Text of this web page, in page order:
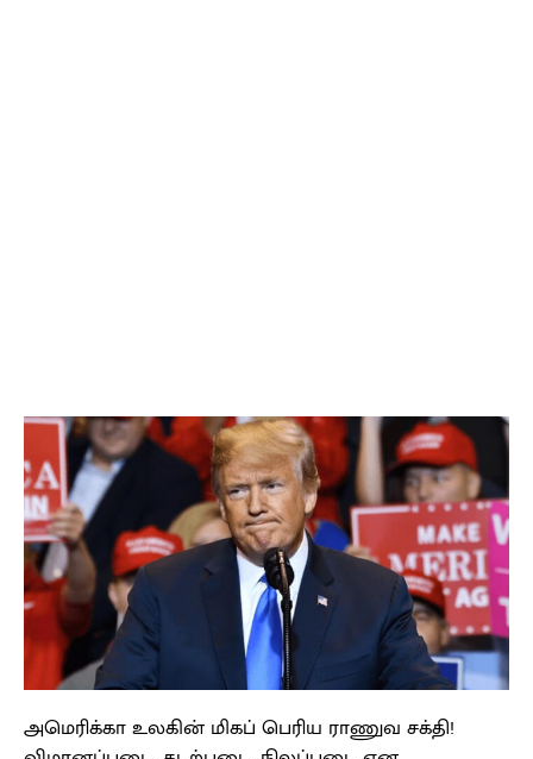
அமெரிக்கா உலகின் மிகப் பெரிய ராணுவ சக்தி!